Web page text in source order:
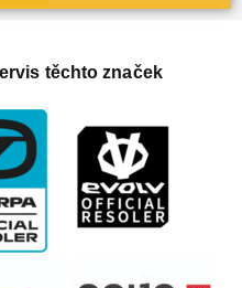
těchto značek